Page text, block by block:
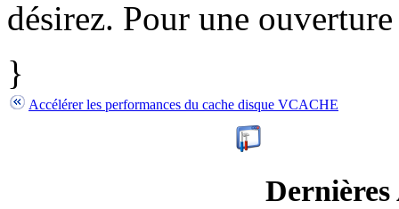
désirez. Pour une
}
Accélérer les performances du cache disque VCACHE
Dernières